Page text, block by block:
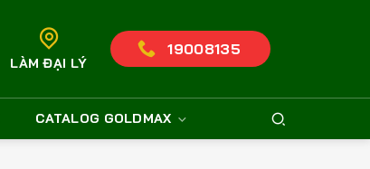
LÀM ĐẠI LÝ
19008135
CATALOG GOLDMAX